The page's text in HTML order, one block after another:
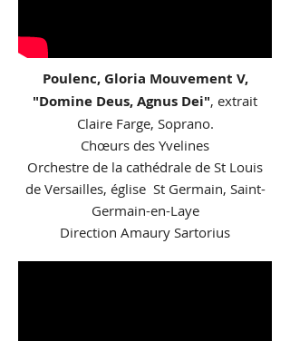
Poulenc, Gloria Mouvement V,
"Domine Deus, Agnus Dei", extrait
Claire Farge, Soprano.
Chœurs des Yvelines
Orchestre de la cathédrale de St Louis
de Versailles, église St Germain, Saint-
Germain-en-Laye
Direction Amaury Sartorius